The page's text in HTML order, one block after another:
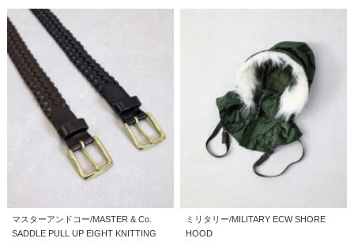
マスターアンドコー/MASTER & Co.
SADDLE PULL UP EIGHT KNITTING
ミリタリー/MILITARY ECW SHORE
HOOD